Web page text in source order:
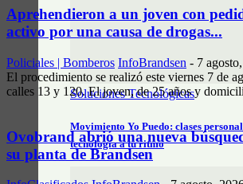
Soluciones Tecnológicas
Movimiento Yo Puedo: clases
tecnología a tu ritmo
Aprehendieron a un joven con
activo por una causa de drogas...
Policiales | Bomberos InfoBrandsen - 7
El procedimiento se realizó este viernes 7 de
calles 13 y 120. El joven, de 25 años y
Ovobrand abrió una nueva
su planta de Brandsen